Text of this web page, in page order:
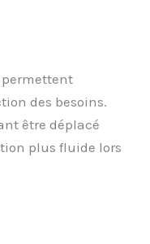
permettent
des besoins.
être déplacé
plus fluide lors